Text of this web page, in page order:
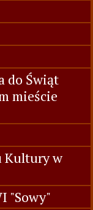
do Świąt
mieście
Kultury w
"Sowy"